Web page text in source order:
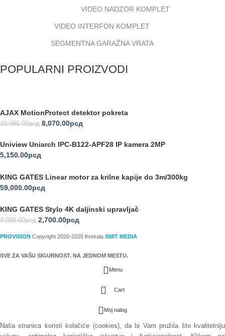
VIDEO NADZOR KOMPLET
VIDEO INTERFON KOMPLET
SEGMENTNA GARAŽNA VRATA
POPULARNI PROIZVODI
AJAX MotionProtect detektor pokreta
10,080.00рсд 8,070.00рсд
Uniview Uniarch IPC-B122-APF28 IP kamera 2MP
5,150.00рсд
KING GATES Linear motor za krilne kapije do 3m/300kg
59,000.00рсд
KING GATES Stylo 4K daljinski upravljač
3,000.00рсд 2,700.00рсд
PROVISION Copyright 2020-2025 Kreirala SMIT MEDIA
SVE ZA VAŠU SIGURNOST. NA JEDNOM MESTU.
Menu
Cart
Moj nalog
Naša stranica koristi kolačiće (cookies), da bi Vam pružila što kvalitetniju